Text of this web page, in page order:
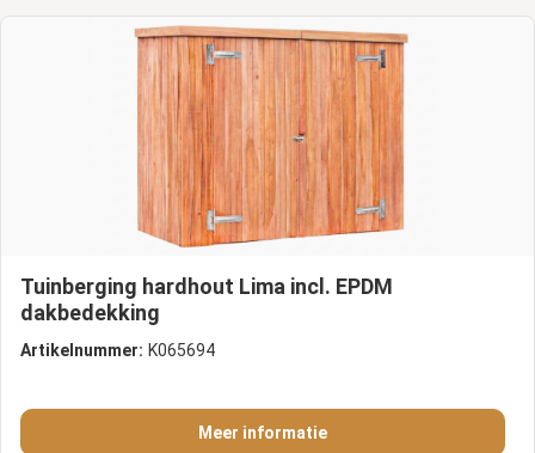
Tuinberging hardhout Lima incl. EPDM
dakbedekking
Artikelnummer: K065694
Meer informatie